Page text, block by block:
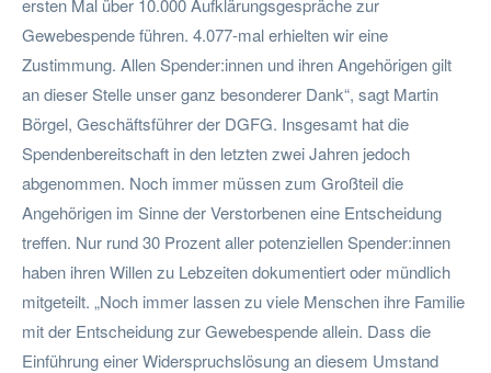
ersten Mal über 10.000 Aufklärungsgespräche zur
Gewebespende führen. 4.077-mal erhielten wir eine
Zustimmung. Allen Spender:innen und ihren Angehörigen gilt
an dieser Stelle unser ganz besonderer Dank“, sagt Martin
Börgel, Geschäftsführer der DGFG. Insgesamt hat die
Spendenbereitschaft in den letzten zwei Jahren jedoch
abgenommen. Noch immer müssen zum Großteil die
Angehörigen im Sinne der Verstorbenen eine Entscheidung
treffen. Nur rund 30 Prozent aller potenziellen Spender:innen
haben ihren Willen zu Lebzeiten dokumentiert oder mündlich
mitgeteilt. „Noch immer lassen zu viele Menschen ihre Familie
mit der Entscheidung zur Gewebespende allein. Dass die
Einführung einer Widerspruchslösung an diesem Umstand